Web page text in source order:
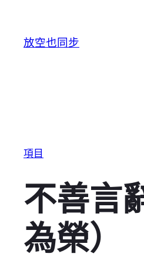
放空也同步
項目
不善言
為榮）